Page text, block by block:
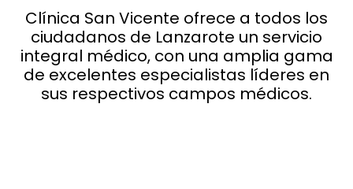
Clínica San Vicente ofrece a todos los
ciudadanos de Lanzarote un servicio
integral médico, con una amplia gama
de excelentes especialistas líderes en
sus respectivos campos médicos.